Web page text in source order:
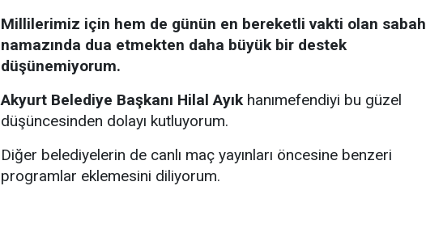
Millilerimiz için hem de günün en bereketli vakti olan sabah
namazında dua etmekten daha büyük bir destek
düşünemiyorum.
Akyurt Belediye Başkanı Hilal Ayıkhanımefendiyi bu güzel
düşüncesinden dolayı kutluyorum.
Diğer belediyelerin de canlı maç yayınları öncesine benzeri
programlar eklemesini diliyorum.